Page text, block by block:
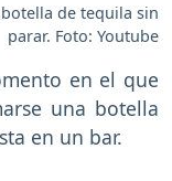
de tequila sin
parar. Foto: Youtube
en el que
una botella
en un bar.